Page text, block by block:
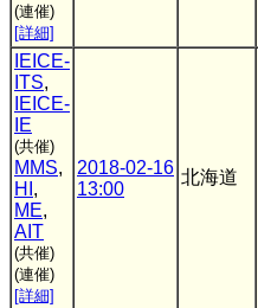
(連催)
[詳細]
IEICE-
ITS,
IEICE-
IE
(共催)
MMS,
HI ,
ME,
AIT
(共催)
(連催)
[詳細]
2018-02-16
13:00
北海道